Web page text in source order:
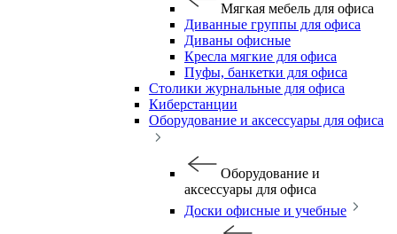
Мягкая мебель для офиса
Диванные группы для офиса
Диваны офисные
Кресла мягкие для офиса
Пуфы, банкетки для офиса
Столики журнальные для офиса
Киберстанции
Оборудование и аксессуары для офиса
Оборудование и
аксессуары для офиса
Доски офисные и учебные